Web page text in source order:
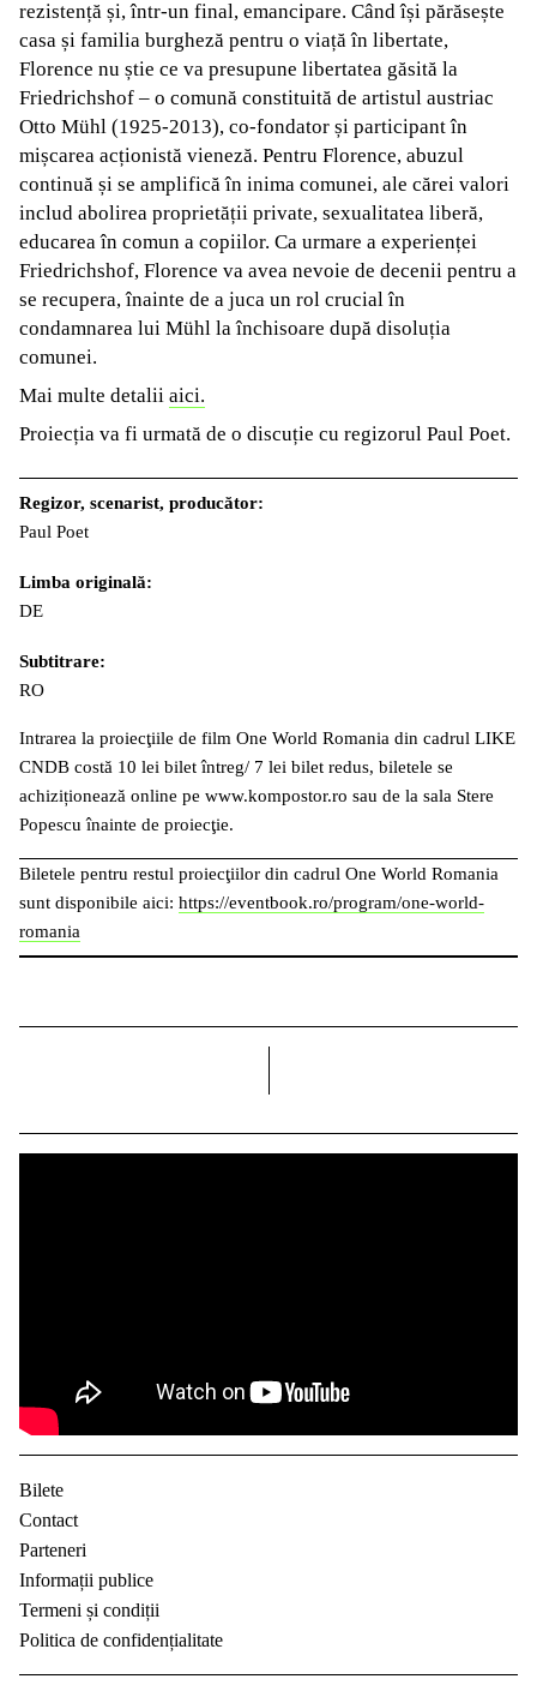
rezistență și, într-un final, emancipare. Când își părăsește
casa și familia burgheză pentru o viață în libertate,
Florence nu știe ce va presupune libertatea găsită la
Friedrichshof – o comună constituită de artistul austriac
Otto Mühl (1925-2013), co-fondator și participant în
mișcarea acționistă vieneză. Pentru Florence, abuzul
continuă și se amplifică în inima comunei, ale cărei valori
includ abolirea proprietății private, sexualitatea liberă,
educarea în comun a copiilor. Ca urmare a experienței
Friedrichshof, Florence va avea nevoie de decenii pentru a
se recupera, înainte de a juca un rol crucial în
condamnarea lui Mühl la închisoare după disoluția
comunei.
Mai multe detalii aici.
Proiecția va fi urmată de o discuție cu regizorul Paul Poet.
Regizor, scenarist, producător:
Paul Poet
Limba originală:
DE
Subtitrare:
RO
Intrarea la proiecţiile de film One World Romania din cadrul LIKE
CNDB costă 10 lei bilet întreg/ 7 lei bilet redus, biletele se
achiziționează online pe www.kompostor.ro sau de la sala Stere
Popescu înainte de proiecţie.
Biletele pentru restul proiecţiilor din cadrul One World Romania
sunt disponibile aici: https://eventbook.ro/program/one-world-
romania
Bilete
Contact
Parteneri
Informații publice
Termeni și condiții
Politica de confidențialitate